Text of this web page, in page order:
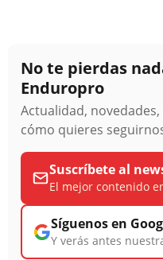
No te pierdas
Enduropro
Actualidad,
cómo quieres
Suscríbete al
El mejor contenido
Síguenos en
Y verás antes